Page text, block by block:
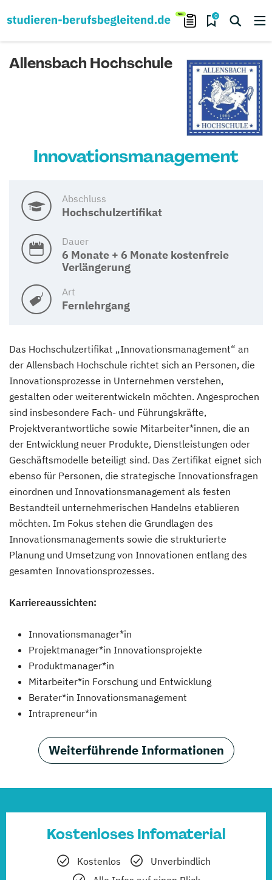
0
Allensbach Hochschule
Innovationsmanagement
Abschluss
Hochschulzertifikat
Dauer
6 Monate + 6 Monate kostenfreie
Verlängerung
Art
Fernlehrgang
Das Hochschulzertifikat „Innovationsmanagement“ an
der Allensbach Hochschule richtet sich an Personen, die
Innovationsprozesse in Unternehmen verstehen,
gestalten oder weiterentwickeln möchten. Angesprochen
sind insbesondere Fach- und Führungskräfte,
Projektverantwortliche sowie Mitarbeiter*innen, die an
der Entwicklung neuer Produkte, Dienstleistungen oder
Geschäftsmodelle beteiligt sind. Das Zertifikat eignet sich
ebenso für Personen, die strategische Innovationsfragen
einordnen und Innovationsmanagement als festen
Bestandteil unternehmerischen Handelns etablieren
möchten. Im Fokus stehen die Grundlagen des
Innovationsmanagements sowie die strukturierte
Planung und Umsetzung von Innovationen entlang des
gesamten Innovationsprozesses.
Karriereaussichten:
Innovationsmanager*in
Projektmanager*in Innovationsprojekte
Produktmanager*in
Mitarbeiter*in Forschung und Entwicklung
Berater*in Innovationsmanagement
Intrapreneur*in
Weiterführende Informationen
Kostenloses Infomaterial
Kostenlos
Unverbindlich